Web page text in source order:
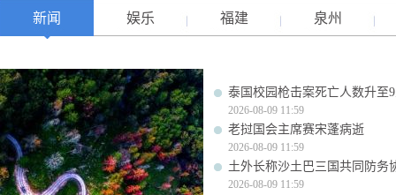
新闻 娱乐 福建 泉州
泰国校园枪击案死亡人数升至
2026-08-09 11:59
老挝国会主席赛宋蓬病逝
2026-08-09 11:59
土外长称沙土巴三国共同防务
2026-08-09 11:59